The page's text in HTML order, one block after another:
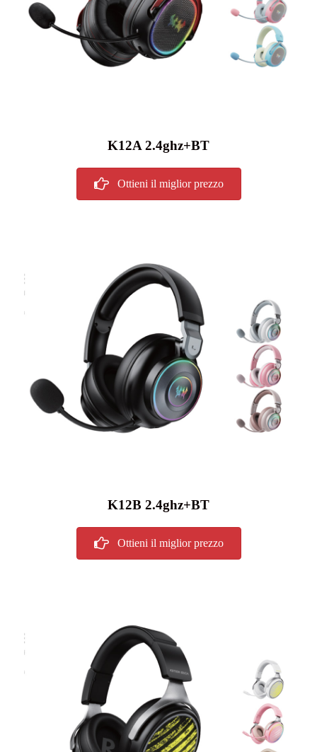
K12A 2.4ghz+BT
Ottieni il miglior prezzo
K12B 2.4ghz+BT
Ottieni il miglior prezzo